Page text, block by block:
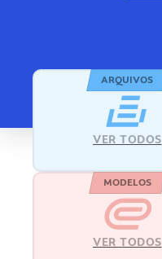
ARQUIVOS
VER TODOS
MODELOS
VER TODOS